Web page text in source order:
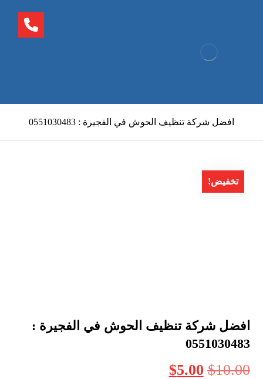
افضل شركة تنظيف الحوش في الفجيرة : 0551030483
تخفيض!
افضل شركة تنظيف الحوش في الفجيرة :
0551030483
$10.00
$5.00